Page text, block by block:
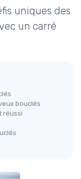
uniques des
un carré
bouclés
réussi